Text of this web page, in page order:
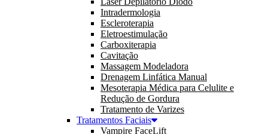
Intradermologia
Escleroterapia
Eletroestimulação
Carboxiterapia
Cavitação
Massagem Modeladora
Drenagem Linfática Manual
Mesoterapia Médica para Celulite e
Redução de Gordura
Tratamento de Varizes
Tratamentos Faciais
Vampire FaceLift